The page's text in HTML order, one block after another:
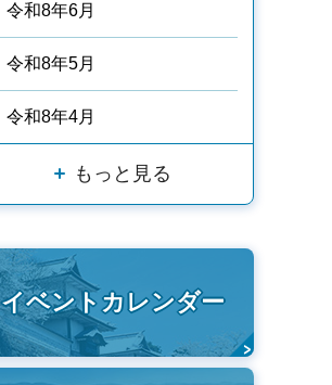
令和8年6月
令和8年5月
令和8年4月
もっと見る
イベントカレンダー